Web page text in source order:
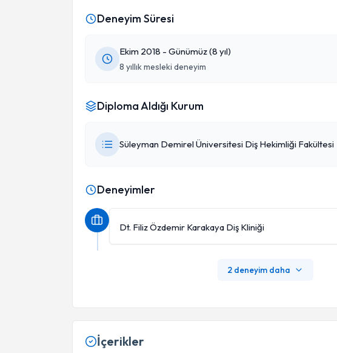
Deneyim Süresi
Ekim 2018 - Günümüz (8 yıl)
8 yıllık mesleki deneyim
Diploma Aldığı Kurum
Süleyman Demirel Üniversitesi Diş Hekimliği Fakültesi
Deneyimler
Dt. Filiz Özdemir Karakaya Diş Kliniği
2 deneyim daha
İçerikler